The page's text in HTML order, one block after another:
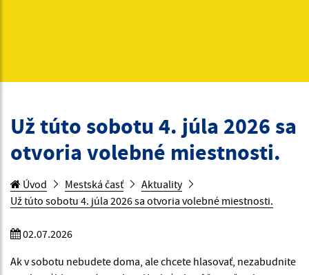
Už túto sobotu 4. júla 2026 sa
otvoria volebné miestnosti.
Úvod Mestská časť
Aktuality
Už túto sobotu 4. júla 2026 sa otvoria volebné miestnosti.
02.07.2026
Ak v sobotu nebudete doma, ale chcete hlasovať, nezabudnite